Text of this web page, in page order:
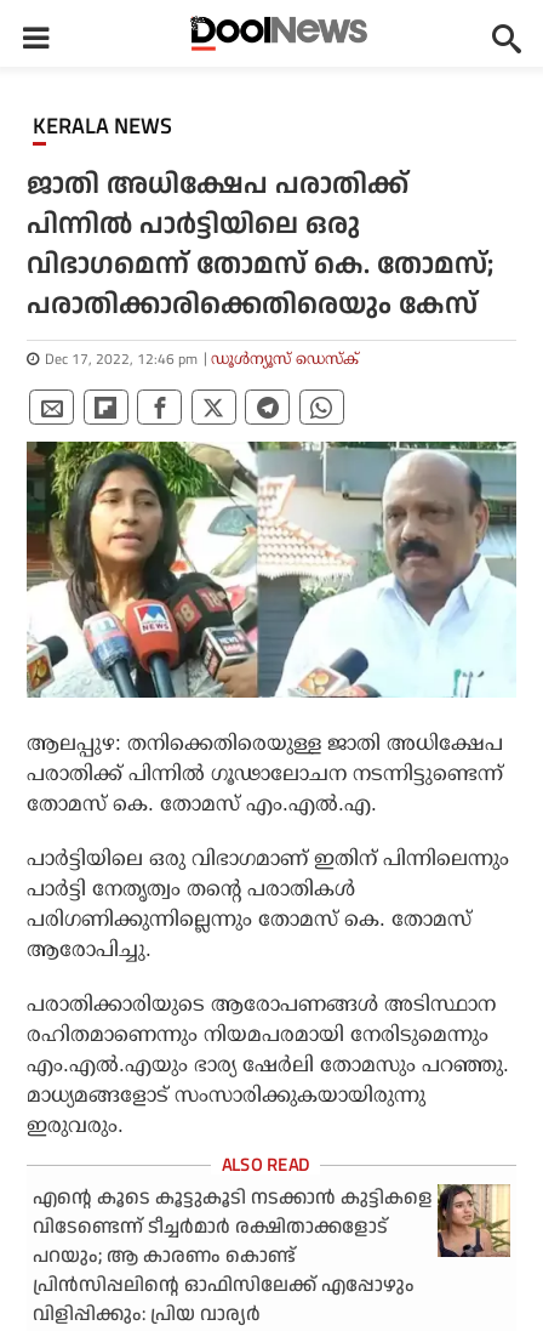
KERALA NEWS
ജാതി അധിക്ഷേപ പരാതിക്ക്
പിന്നില്‍ പാര്‍ട്ടിയിലെ ഒരു
വിഭാഗമെന്ന് തോമസ് കെ. തോമസ്;
പരാതിക്കാരിക്കെതിരെയും കേസ്
Dec 17, 2022, 12:46 pm ഡൂള്‍ന്യൂസ് ഡെസ്‌ക്
ആലപ്പുഴ: തനിക്കെതിരെയുള്ള ജാതി അധിക്ഷേപ
പരാതിക്ക് പിന്നില്‍ ഗൂഢാലോചന നടന്നിട്ടുണ്ടെന്ന്
തോമസ് കെ. തോമസ് എം.എല്‍.എ.
പാര്‍ട്ടിയിലെ ഒരു വിഭാഗമാണ് ഇതിന് പിന്നിലെന്നും
പാര്‍ട്ടി നേതൃത്വം തന്റെ പരാതികള്‍
പരിഗണിക്കുന്നില്ലെന്നും തോമസ് കെ. തോമസ്
ആരോപിച്ചു.
പരാതിക്കാരിയുടെ ആരോപണങ്ങള്‍ അടിസ്ഥാന
രഹിതമാണെന്നും നിയമപരമായി നേരിടുമെന്നും
എം.എല്‍.എയും ഭാര്യ ഷേര്‍ലി തോമസും പറഞ്ഞു.
മാധ്യമങ്ങളോട് സംസാരിക്കുകയായിരുന്നു
ഇരുവരും.
എന്റെ കൂടെ കൂട്ടുകൂടി നടക്കാന്‍ കുട്ടികളെ
വിടേണ്ടെന്ന് ടീച്ചര്‍മാര്‍ രക്ഷിതാക്കളോട്
പറയും; ആ കാരണം കൊണ്ട്
പ്രിന്‍സിപ്പലിന്റെ ഓഫിസിലേക്ക് എപ്പോഴും
വിളിപ്പിക്കും: പ്രിയ വാര്യര്‍